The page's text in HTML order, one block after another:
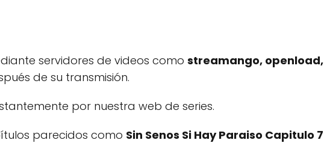
servidores de videos como streamango, openload,
de su transmisión.
por nuestra web de series.
parecidos como Sin Senos Si Hay Paraiso Capitulo 7